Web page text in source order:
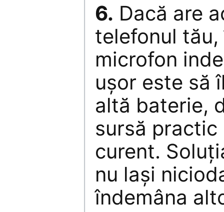
6. Dacă are
telefonul
microfon
uşor este să
altă baterie,
sursă
curent.
nu laşi
îndemâna